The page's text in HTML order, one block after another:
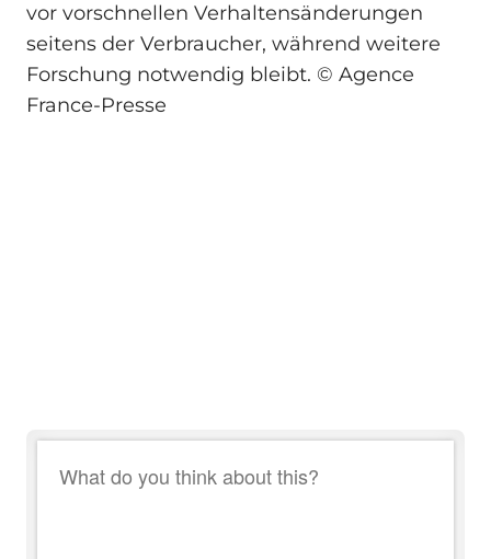
vor vorschnellen Verhaltensänderungen
seitens der Verbraucher, während weitere
Forschung notwendig bleibt. © Agence
France-Presse